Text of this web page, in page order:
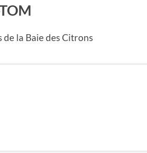
de la Baie des Citrons